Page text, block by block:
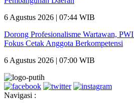
6 Agustus 2026 | 07:44 WIB
Dorong Profesionalisme Wartawan,
Fokus Cetak Anggota Berkompetensi
6 Agustus 2026 | 07:00 WIB
Navigasi :